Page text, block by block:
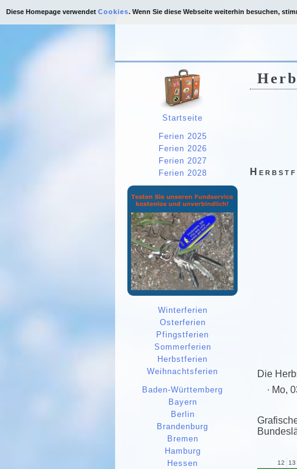
Die
Mo,
12
13
Startseite
Ferien 2025
Ferien 2026
Ferien 2027
Ferien 2028
Winterferien
Osterferien
Pfingstferien
Sommerferien
Herbstferien
Weihnachtsferien
Baden-Württemberg
Bayern
Berlin
Brandenburg
Bremen
Hamburg
Hessen
Diese Homepage verwendet Cookies. Wenn Sie diese Webseite weiterhin besuchen,